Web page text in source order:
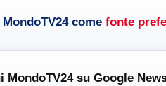
MondoTV24 come fonte
MondoTV24 su Google